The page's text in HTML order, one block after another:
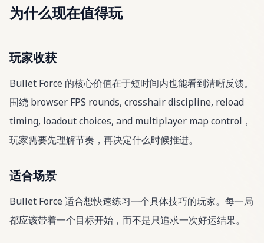
为什么现在值得玩
玩家收获
Bullet Force 的核心价值在于短时间内也能看到清晰反馈。
围绕 browser FPS rounds, crosshair discipline, reload
timing, loadout choices, and multiplayer map control，
玩家需要先理解节奏，再决定什么时候推进。
适合场景
Bullet Force 适合想快速练习一个具体技巧的玩家。每一局
都应该带着一个目标开始，而不是只追求一次好运结果。